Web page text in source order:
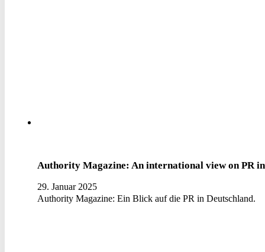
Authority Magazine: An international view on PR
29. Januar 2025
Authority Magazine: Ein Blick auf die PR in Deutschland.